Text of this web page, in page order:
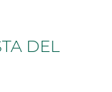
DEL